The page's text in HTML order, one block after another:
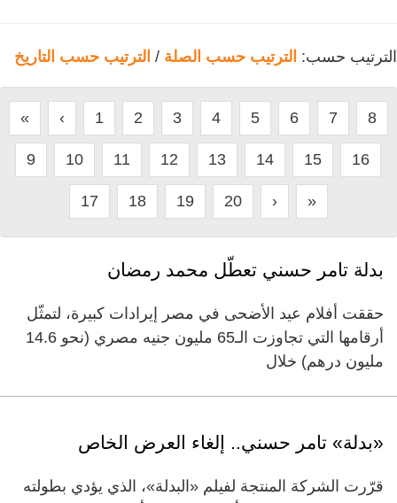
الترتيب حسب: الترتيب حسب الصلة / الترتيب حسب التاريخ
« ‹ 1 2 3 4 5 6 7 8
9 10 11 12 13 14 15 16
17 18 19 20 › »
بدلة تامر حسني تعطّل محمد رمضان
حققت أفلام عيد الأضحى في مصر إيرادات كبيرة، لتمثّل
أرقامها التي تجاوزت الـ65 مليون جنيه مصري (نحو 14.6
مليون درهم) خلال
«بدلة» تامر حسني.. إلغاء العرض الخاص
قرّرت الشركة المنتجة لفيلم «البدلة»، الذي يؤدي بطولته